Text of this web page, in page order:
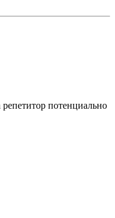
потенциально